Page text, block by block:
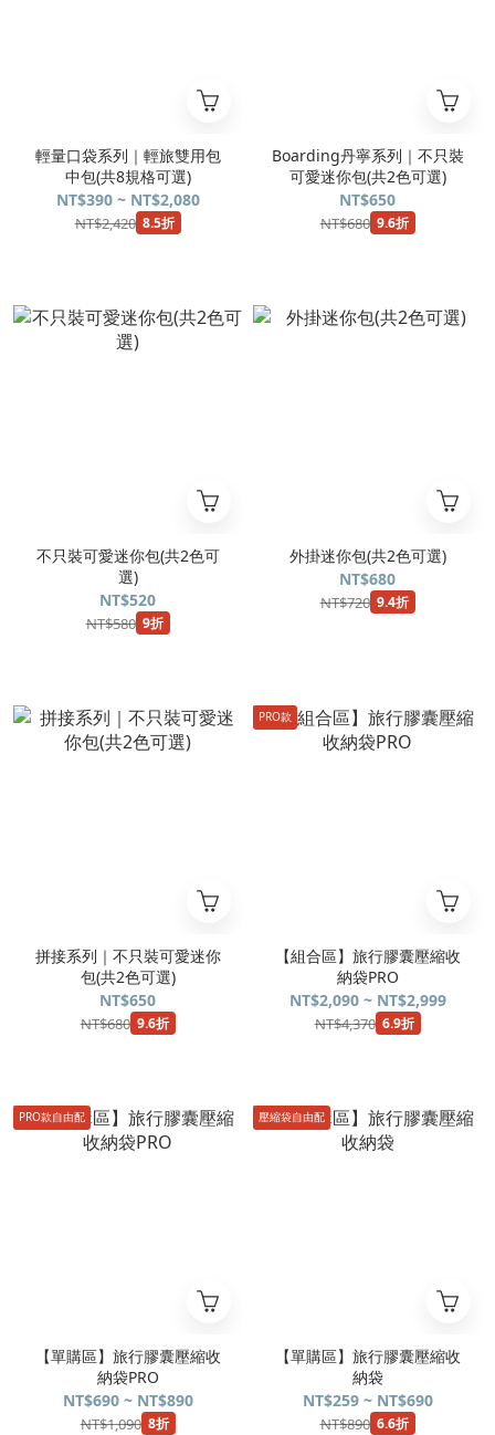
輕量口袋系列｜輕旅雙用包
中包(共8規格可選)
NT$390 ~ NT$2,080
NT$2,420 8.5折
Boarding丹寧系列｜不只裝
可愛迷你包(共2色可選)
NT$650
NT$680 9.6折
不只裝可愛迷你包(共2色可
選)
NT$520
NT$580 9折
外掛迷你包(共2色可選)
NT$680
NT$720 9.4折
拼接系列｜不只裝可愛迷你
包(共2色可選)
NT$650
NT$680 9.6折
PRO款
【組合區】旅行膠囊壓縮收
納袋PRO
NT$2,090 ~ NT$2,999
NT$4,370 6.9折
PRO款自由配
【單購區】旅行膠囊壓縮收
納袋PRO
NT$690 ~ NT$890
NT$1,090 8折
壓縮袋自由配
【單購區】旅行膠囊壓縮收
納袋
NT$259 ~ NT$690
NT$890 6.6折